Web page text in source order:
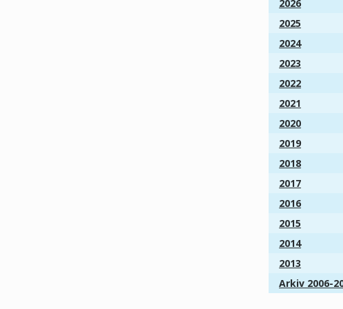
2026
2025
2024
2023
2022
2021
2020
2019
2018
2017
2016
2015
2014
2013
Arkiv 2006-